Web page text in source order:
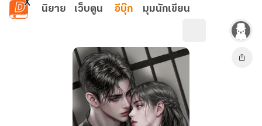
ข้ามไปยังเนื้อหาหลัก
นิยาย เว็บตูน อีบุ๊ก มุมนักเขียน